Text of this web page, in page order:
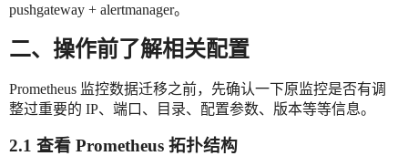
pushgateway + alertmanager。
二、操作前了解相关配置
Prometheus 监控数据迁移之前，先确认一下原监控是否有调
整过重要的 IP、端口、目录、配置参数、版本等等信息。
2.1 查看 Prometheus 拓扑结构